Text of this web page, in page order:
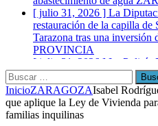
[ julio 31, 2026 ] La
restauración de la capilla de
Tarazona tras una inversión
PROVINCIA
[ julio 31, 2026 ] La Policía
los que interceptaron poco
más de media docena de
Buscar:
InicioZARAGOZA